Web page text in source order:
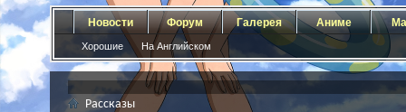
Новости Форум Галерея Аниме
Хорошие На Английском
Рассказы